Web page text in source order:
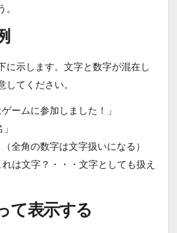
に示します。文字と数字が混在し
してください。
ゲームに参加しました！」
全角の数字は文字扱いになる）
は文字？・・・文字としても扱え
て表示する